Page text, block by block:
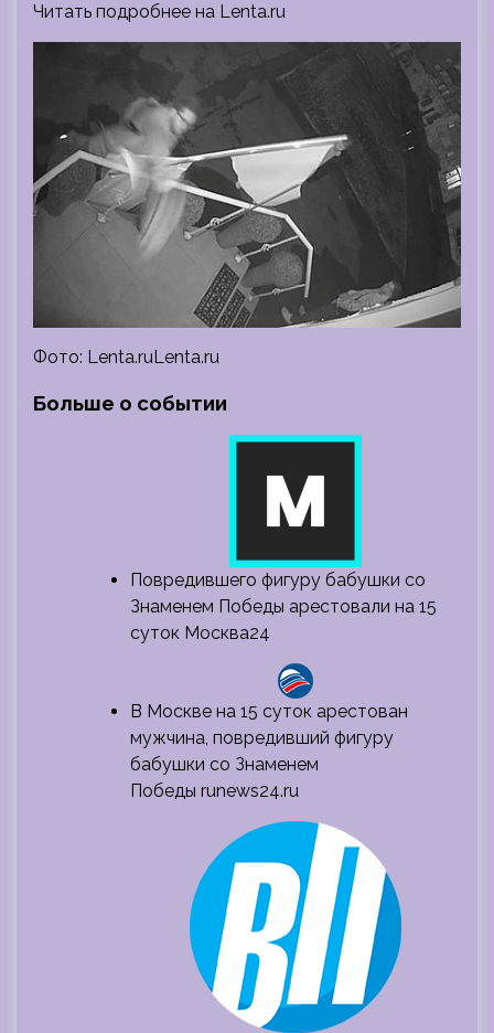
Читать подробнее на Lenta.ru
Фото: Lenta.ruLenta.ru
Больше о событии
Повредившего фигуру бабушки со
Знаменем Победы арестовали на 15
суток Москва24
В Москве на 15 суток арестован
мужчина, повредивший фигуру
бабушки со Знаменем
Победы runews24.ru